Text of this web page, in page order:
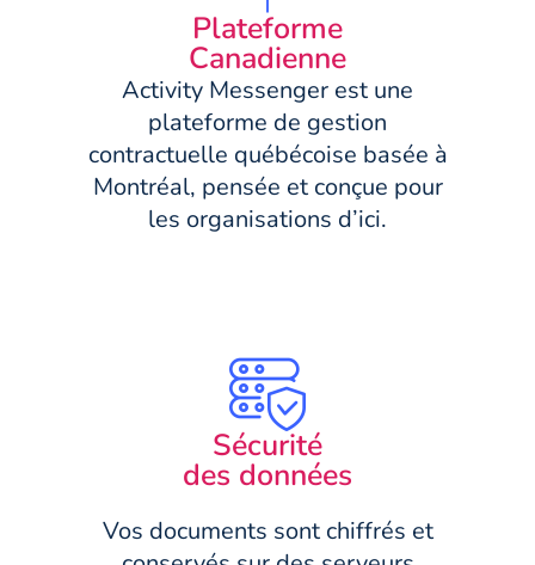
Plateforme
Canadienne
Activity Messenger est une
plateforme de gestion
contractuelle québécoise basée à
Montréal, pensée et conçue pour
les organisations d’ici.
Sécurité
des données
Vos documents sont chiffrés et